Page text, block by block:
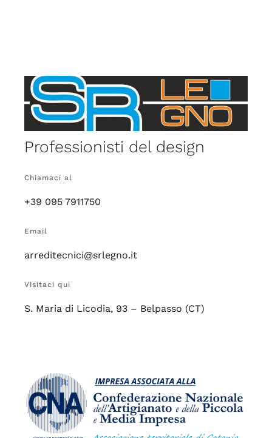
Professionisti del design
Chiamaci al
+39 095 7911750
Email
arreditecnici@srlegno.it
Visitaci qui
S. Maria di Licodia, 93 – Belpasso (CT)